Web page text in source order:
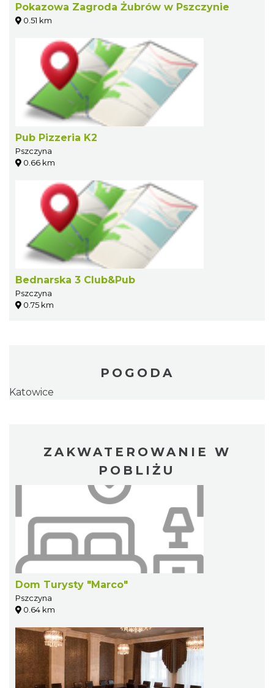
Pokazowa Zagroda Żubrów w Pszczynie
0.51 km
Pub Pizzeria K2
Pszczyna
0.66 km
Bednarska 3 Club&Pub
Pszczyna
0.75 km
POGODA
Katowice
ZAKWATEROWANIE W
POBLIŻU
Dom Turysty "Marco"
Pszczyna
0.64 km